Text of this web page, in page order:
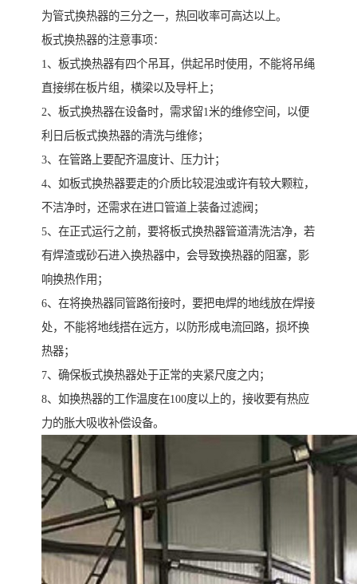
为管式换热器的三分之一，热回收率可高达以上。
板式换热器的注意事项：
1、板式换热器有四个吊耳，供起吊时使用，不能将吊绳
直接绑在板片组，横梁以及导杆上；
2、板式换热器在设备时，需求留1米的维修空间，以便
利日后板式换热器的清洗与维修；
3、在管路上要配齐温度计、压力计；
4、如板式换热器要走的介质比较混浊或许有较大颗粒，
不洁净时，还需求在进口管道上装备过滤阀；
5、在正式运行之前，要将板式换热器管道清洗洁净，若
有焊渣或砂石进入换热器中，会导致换热器的阻塞，影
响换热作用；
6、在将换热器同管路衔接时，要把电焊的地线放在焊接
处，不能将地线搭在远方，以防形成电流回路，损坏换
热器；
7、确保板式换热器处于正常的夹紧尺度之内；
8、如换热器的工作温度在100度以上的，接收要有热应
力的胀大吸收补偿设备。